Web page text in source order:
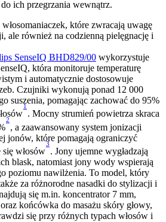
które zwracają uwagę
ale również na codzienną pielęgnację i
SenseIQ BHD829/00 wykorzystuje
która monitoruje temperaturę
i automatycznie dostosowuje
Czujniki wykonują ponad 12 000
suszenia, pomagając zachować do 95%
1
. Mocny strumień powietrza skraca
2
, a zaawansowany system jonizacji
jonów, które pomagają ograniczyć
włosów
3
. Jony ujemne wygładzają
blask, natomiast jony wody wspierają
poziomu nawilżenia. To model, który
za różnorodne nasadki do stylizacji i
się m.in. koncentrator 7 mm,
końcówka do masażu skóry głowy,
się przy różnych typach włosów i